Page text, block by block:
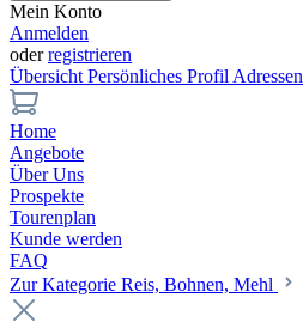
Mein Konto
Anmelden
oderregistrieren
Übersicht Persönliches Profil Adressen
Home
Angebote
Über Uns
Prospekte
Tourenplan
Kunde werden
FAQ
Zur Kategorie Reis, Bohnen, Mehl